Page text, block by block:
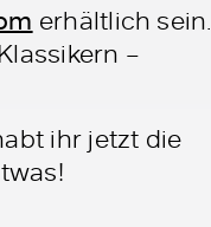
erhältlich sein.
–
ihr jetzt die